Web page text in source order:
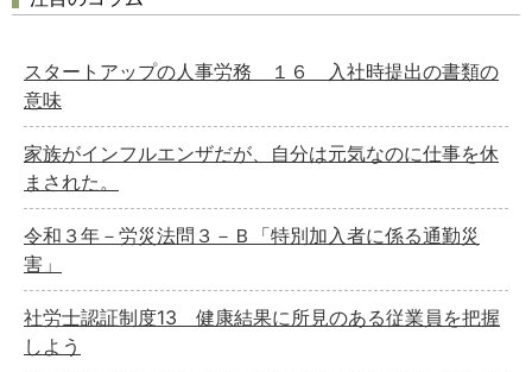
スタートアップの人事労務 １６ 入社時提出の書類の
意味
家族がインフルエンザだが、自分は元気なのに仕事を休
まされた。
令和３年－労災法問３－Ｂ「特別加入者に係る通勤災
害」
社労士認証制度13 健康結果に所見のある従業員を把握
しよう